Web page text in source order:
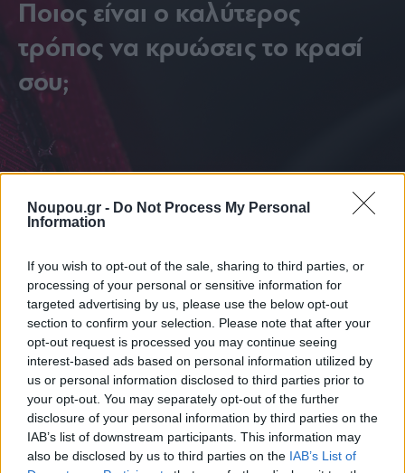
Noupou.gr - Do Not Process My Personal
Information
If you wish to opt-out of the sale, sharing to third parties, or
processing of your personal or sensitive information for
targeted advertising by us, please use the below opt-out
section to confirm your selection. Please note that after your
opt-out request is processed you may continue seeing
interest-based ads based on personal information utilized by
us or personal information disclosed to third parties prior to
your opt-out. You may separately opt-out of the further
disclosure of your personal information by third parties on the
IAB’s list of downstream participants. This information may
also be disclosed by us to third parties on the IAB’s List of
Ποιος είναι ο καλύτερος
τρόπος να κρυώσεις το κρασί
σου;
ΔΙΑΒΑΣΤΕ ΑΚΟΜΑ